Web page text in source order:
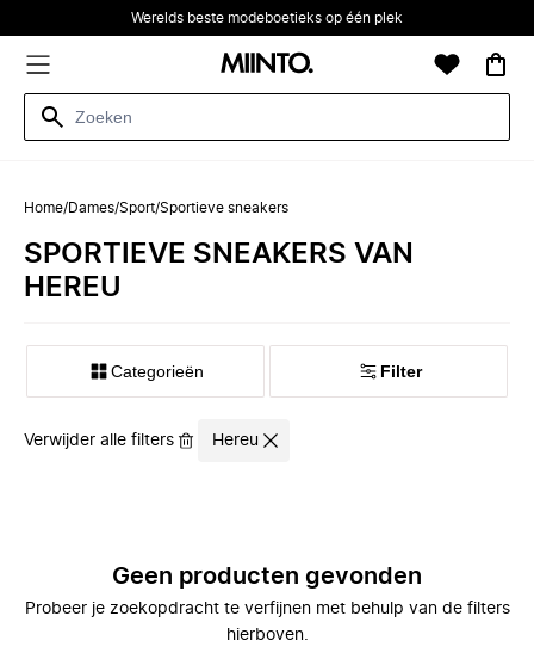
Werelds beste modeboetieks op één plek
Home/Dames/Sport/Sportieve sneakers
SPORTIEVE SNEAKERS VAN
HEREU
Categorieën Filter
Verwijder alle filters Hereu
Geen producten gevonden
Probeer je zoekopdracht te verfijnen met behulp van de filters
hierboven.